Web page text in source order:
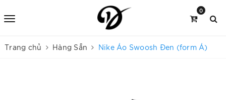
0
Trang chủ Hàng Sẵn Nike Áo Swoosh Đen (form Á)